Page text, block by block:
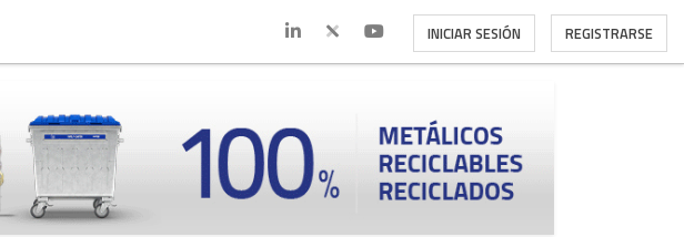
INICIAR SESIÓN REGISTRARSE